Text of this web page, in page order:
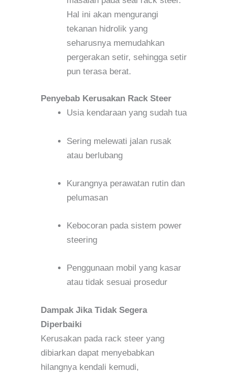
Hal ini akan mengurangi
tekanan hidrolik yang
seharusnya memudahkan
pergerakan setir, sehingga setir
pun terasa berat.
Penyebab Kerusakan Rack Steer
Usia kendaraan yang sudah tua
Sering melewati jalan rusak
atau berlubang
Kurangnya perawatan rutin dan
pelumasan
Kebocoran pada sistem power
steering
Penggunaan mobil yang kasar
atau tidak sesuai prosedur
Dampak Jika Tidak Segera
Diperbaiki
Kerusakan pada rack steer yang
dibiarkan dapat menyebabkan
hilangnya kendali kemudi,